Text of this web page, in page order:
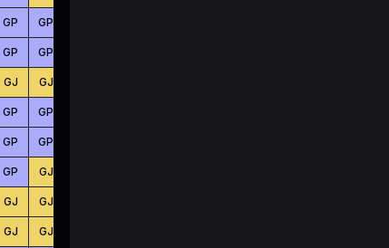
GP GP
GP GP
GJ GJ
GP GP
GP GP
GP GJ
GJ GJ
GJ GJ